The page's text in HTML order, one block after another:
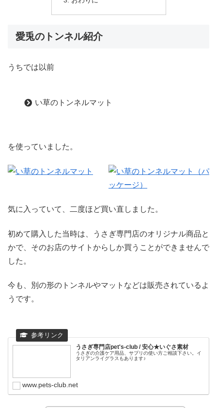
愛兎のトンネル紹介
うちでは以前
い草のトンネルマット
を使っていました。
気に入っていて、二度ほど買い直しました。
初めて購入した当時は、うさぎ専門店のオリジナル商品と
かで、そのお店のサイトからしか買うことができませんで
した。
今も、別の形のトンネルやマットなどは販売されているよ
うです。
うさぎ専門店pet's-club / 安心★いぐさ素材
うさぎの介護ケア用品、サプリの使い方ご相談下さい。イ
タリアンライグラスもあります♪
www.pets-club.net